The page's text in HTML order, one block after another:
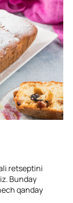
retseptini
Bunday
qanday